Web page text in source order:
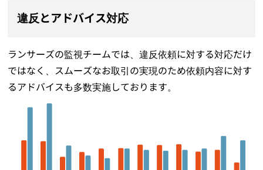
違反とアドバイス対応
ランサーズの監視チームでは、違反依頼に対する対応だけ
ではなく、スムーズなお取引の実現のため依頼内容に対す
るアドバイスも多数実施しております。